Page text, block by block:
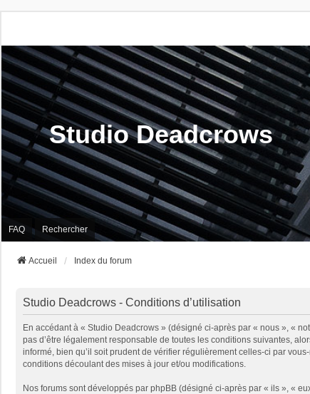
Studio Deadcrows
FAQ Rechercher
Accueil Index du forum
Studio Deadcrows - Conditions d’utilisation
En accédant à « Studio Deadcrows » (désigné ci-après par « nous », «
pas d’être légalement responsable de toutes les conditions suivantes,
informé, bien qu’il soit prudent de vérifier régulièrement celles-ci par
conditions découlant des mises à jour et/ou modifications.
Nos forums sont développés par phpBB (désigné ci-après par « ils », «